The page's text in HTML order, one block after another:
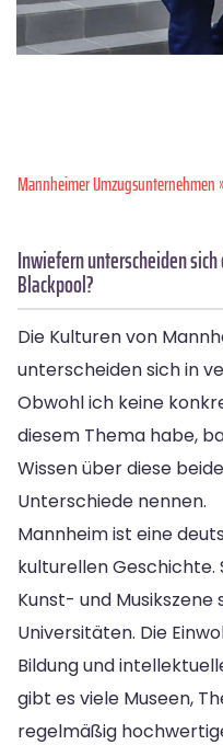
Mannheimer Umzugsunternehmen»
Inwiefern unterscheiden
Blackpool?
Die Kulturen von
unterscheiden sich in
Obwohl ich keine
diesem Thema habe,
Wissen über diese
Unterschiede nennen.
Mannheim ist eine
kulturellen Geschichte.
Kunst- und
Universitäten. Die
Bildung und
gibt es viele Museen,
regelmäßig